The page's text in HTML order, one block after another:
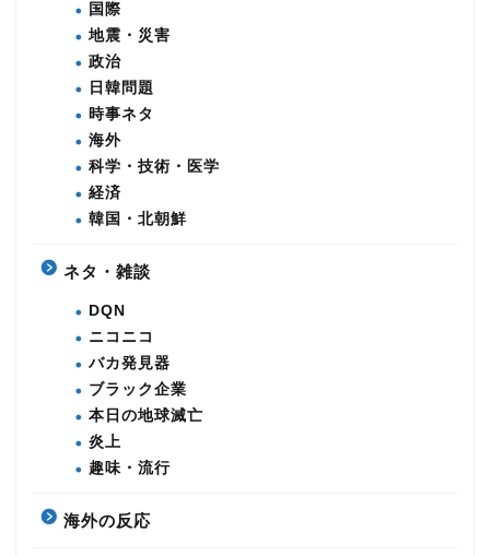
国際
地震・災害
政治
日韓問題
時事ネタ
海外
科学・技術・医学
経済
韓国・北朝鮮
ネタ・雑談
DQN
ニコニコ
バカ発見器
ブラック企業
本日の地球滅亡
炎上
趣味・流行
海外の反応